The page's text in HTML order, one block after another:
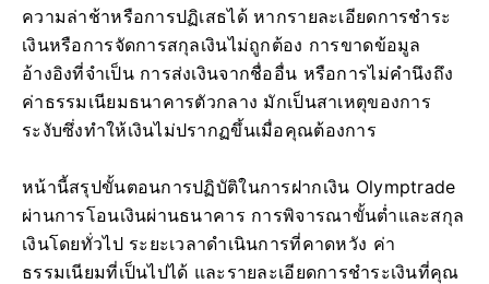
ความล่าช้าหรือการปฏิเสธได้ หากรายละเอียดการชำระ
เงินหรือการจัดการสกุลเงินไม่ถูกต้อง การขาดข้อมูล
อ้างอิงที่จำเป็น การส่งเงินจากชื่ออื่น หรือการไม่คำนึงถึง
ค่าธรรมเนียมธนาคารตัวกลาง มักเป็นสาเหตุของการ
ระงับซึ่งทำให้เงินไม่ปรากฏขึ้นเมื่อคุณต้องการ
หน้านี้สรุปขั้นตอนการปฏิบัติในการฝากเงิน Olymptrade
ผ่านการโอนเงินผ่านธนาคาร การพิจารณาขั้นต่ำและสกุล
เงินโดยทั่วไป ระยะเวลาดำเนินการที่คาดหวัง ค่า
ธรรมเนียมที่เป็นไปได้ และรายละเอียดการชำระเงินที่คุณ